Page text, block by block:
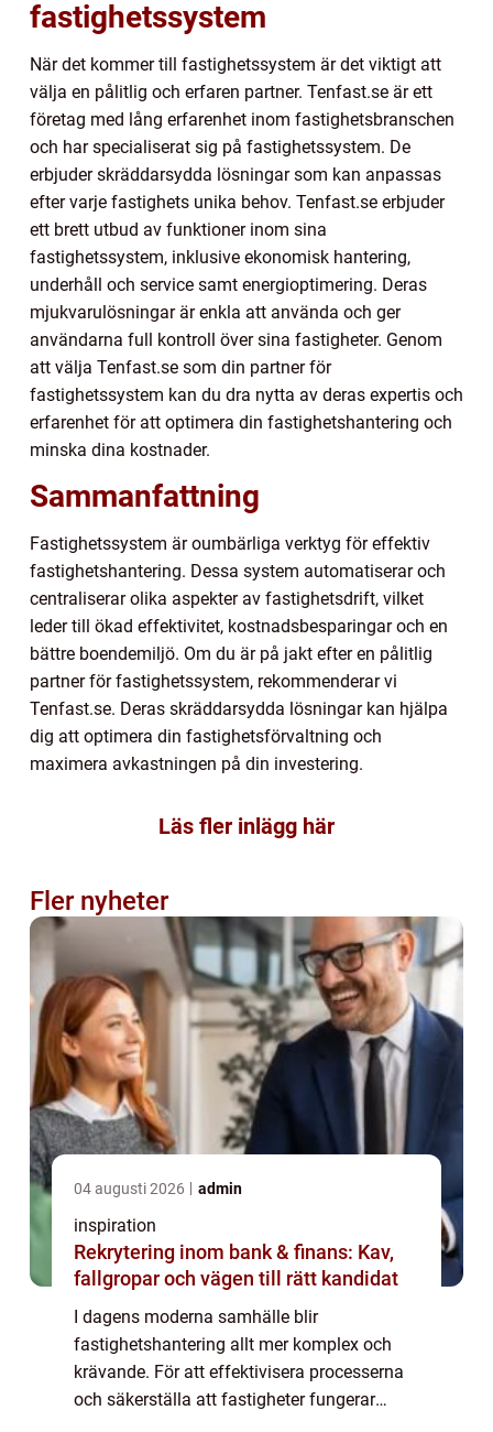
fastighetssystem
När det kommer till fastighetssystem är det viktigt att
välja en pålitlig och erfaren partner. Tenfast.se är ett
företag med lång erfarenhet inom fastighetsbranschen
och har specialiserat sig på fastighetssystem. De
erbjuder skräddarsydda lösningar som kan anpassas
efter varje fastighets unika behov. Tenfast.se erbjuder
ett brett utbud av funktioner inom sina
fastighetssystem, inklusive ekonomisk hantering,
underhåll och service samt energioptimering. Deras
mjukvarulösningar är enkla att använda och ger
användarna full kontroll över sina fastigheter. Genom
att välja Tenfast.se som din partner för
fastighetssystem kan du dra nytta av deras expertis och
erfarenhet för att optimera din fastighetshantering och
minska dina kostnader.
Sammanfattning
Fastighetssystem är oumbärliga verktyg för effektiv
fastighetshantering. Dessa system automatiserar och
centraliserar olika aspekter av fastighetsdrift, vilket
leder till ökad effektivitet, kostnadsbesparingar och en
bättre boendemiljö. Om du är på jakt efter en pålitlig
partner för fastighetssystem, rekommenderar vi
Tenfast.se. Deras skräddarsydda lösningar kan hjälpa
dig att optimera din fastighetsförvaltning och
maximera avkastningen på din investering.
Läs fler inlägg här
Fler nyheter
04 augusti 2026 admin
inspiration
Rekrytering inom bank & finans: Kav,
fallgropar och vägen till rätt kandidat
I dagens moderna samhälle blir
fastighetshantering allt mer komplex och
krävande. För att effektivisera processerna
och säkerställa att fastigheter fungerar